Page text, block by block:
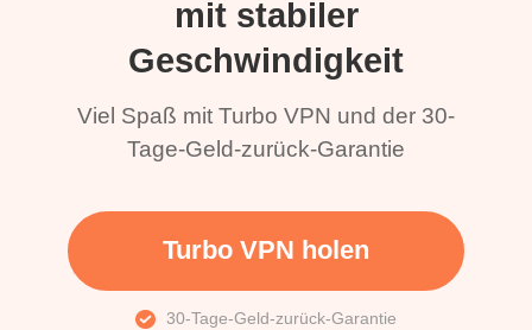
mit stabiler
Geschwindigkeit
Viel Spaß mit Turbo VPN und der 30-
Tage-Geld-zurück-Garantie
Turbo VPN holen
30-Tage-Geld-zurück-Garantie